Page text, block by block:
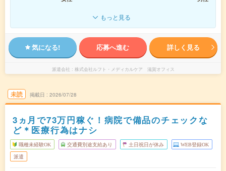
もっと見る
気になる! 応募へ進む 詳しく見る
派遣会社 株式会社ルフト・メディカルケア 滋賀オフィス
未読 掲載日 2026/07/28
3ヵ月で73万円稼ぐ！病院で備品のチェックな
ど＊医療行為はナシ
職種未経験OK 交通費別途支給あり 土日祝日が休み WEB登録OK
派遣